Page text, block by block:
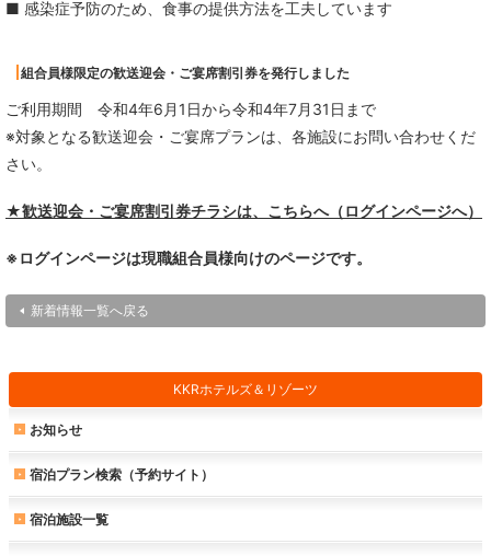
KKRホテルズ＆リゾーツ
お知らせ
宿泊プラン検索（予約サイト）
宿泊施設一覧
■ 感染症予防のため、食事の提供方法を工夫しています
組合員様限定の歓送迎会・ご宴席割引券を発行しました
ご利用期間 令和4年6月1日から令和4年7月31日まで
※対象となる歓送迎会・ご宴席プランは、各施設にお問い合わせくだ
さい。
★歓送迎会・ご宴席割引券チラシは、こちらへ（ログインページへ）
※ログインページは現職組合員様向けのページです。
新着情報一覧へ戻る